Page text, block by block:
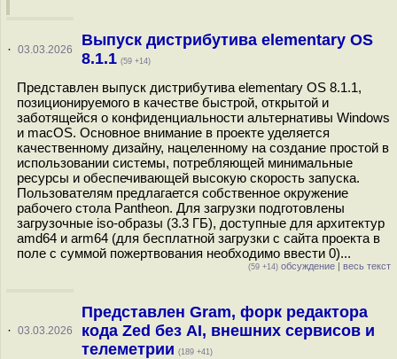
· 03.03.2026
Выпуск дистрибутива elementary OS
8.1.1 (59 +14)
Представлен выпуск дистрибутива elementary OS 8.1.1,
позиционируемого в качестве быстрой, открытой и
заботящейся о конфиденциальности альтернативы Windows
и macOS. Основное внимание в проекте уделяется
качественному дизайну, нацеленному на создание простой в
использовании системы, потребляющей минимальные
ресурсы и обеспечивающей высокую скорость запуска.
Пользователям предлагается собственное окружение
рабочего стола Pantheon. Для загрузки подготовлены
загрузочные iso-образы (3.3 ГБ), доступные для архитектур
amd64 и arm64 (для бесплатной загрузки с сайта проекта в
поле с суммой пожертвования необходимо ввести 0)...
(59 +14) обсуждение | весь текст
· 03.03.2026
Представлен Gram, форк редактора
кода Zed без AI, внешних сервисов и
телеметрии (189 +41)